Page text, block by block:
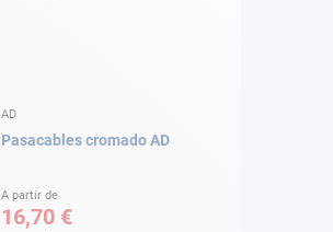
AD
Pasacables cromado AD
A partir de
16,70 €